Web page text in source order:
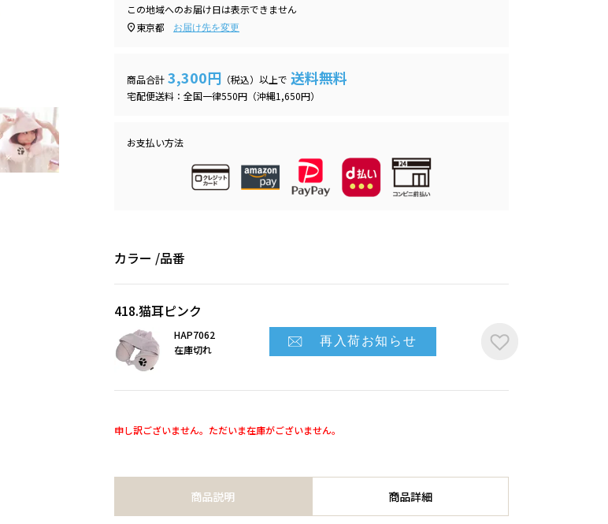
この地域へのお届け日は表示できません
東京都
お届け先を変更
商品合計 3,300円 （税込）以上で 送料無料
宅配便送料：全国一律550円（沖縄1,650円）
お支払い方法
カラー 品番
418.猫耳ピンク
HAP7062
在庫切れ
再入荷お知らせ
申し訳ございません。ただいま在庫がございません。
商品説明 商品詳細